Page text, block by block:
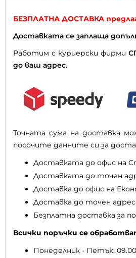
БЕЗПЛАТНА ДОСТАВКА
Доставката се заплаща
Работим с куриерски фирми
до ваш адрес.
Точната сума на доставка
посочите данните си за
Доставката до офис на
Доставката до точен
Доставка до офис на
Доставка до точен
Безплатна доставка за
Всички поръчки се
Понеделник - Петък: